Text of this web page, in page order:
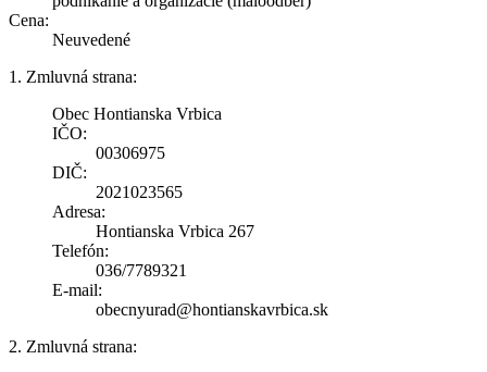
Cena:
Neuvedené
1. Zmluvná strana:
Obec Hontianska Vrbica
IČO:
00306975
DIČ:
2021023565
Adresa:
Hontianska Vrbica 267
Telefón:
036/7789321
E-mail:
obecnyurad@hontianskavrbica.sk
2. Zmluvná strana: